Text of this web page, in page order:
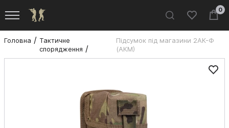
0
Головна
Тактичне
спорядження
Підсумок під магазини 2АК-Ф
(АКМ)